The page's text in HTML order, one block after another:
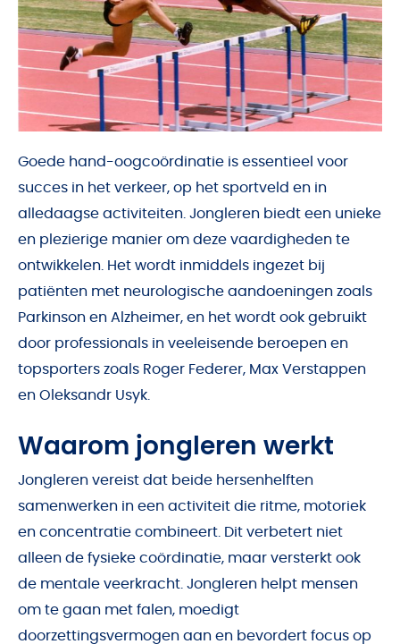
Goede hand-oogcoördinatie is essentieel voor
succes in het verkeer, op het sportveld en in
alledaagse activiteiten. Jongleren biedt een unieke
en plezierige manier om deze vaardigheden te
ontwikkelen. Het wordt inmiddels ingezet bij
patiënten met neurologische aandoeningen zoals
Parkinson en Alzheimer, en het wordt ook gebruikt
door professionals in veeleisende beroepen en
topsporters zoals Roger Federer, Max Verstappen
en Oleksandr Usyk.
Waarom jongleren werkt
Jongleren vereist dat beide hersenhelften
samenwerken in een activiteit die ritme, motoriek
en concentratie combineert. Dit verbetert niet
alleen de fysieke coördinatie, maar versterkt ook
de mentale veerkracht. Jongleren helpt mensen
om te gaan met falen, moedigt
doorzettingsvermogen aan en bevordert focus op